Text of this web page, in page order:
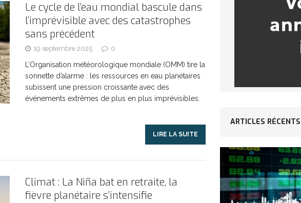
ARTICLES RÉÇENTS
Et si le temps n’existait pas ?
Le régime méditerranéen : un bouclier contre
Énergie solaire : l’Afrique passe de la pénurie à
RÉÇENTS
Le cycle de l’eau mondial bascule dans
l’imprévisible avec des catastrophes
sans précédent
19 septembre 2025 0
L’Organisation météorologique mondiale (OMM) tire la
sonnette d’alarme : les ressources en eau planétaires
subissent une pression croissante avec des
événements extrêmes de plus en plus imprévisibles.
LIRE LA SUITE
Climat : La Niña bat en retraite, la
fièvre planétaire s’intensifie
ARTICLES RÉCENTS